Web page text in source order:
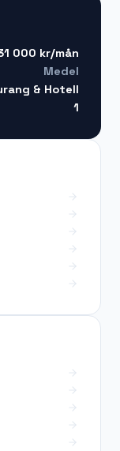
000 kr/mån
Medel
& Hotell
1